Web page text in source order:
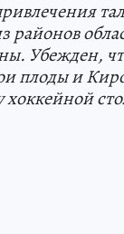
районов
Убежден,
плоды и
хоккейной